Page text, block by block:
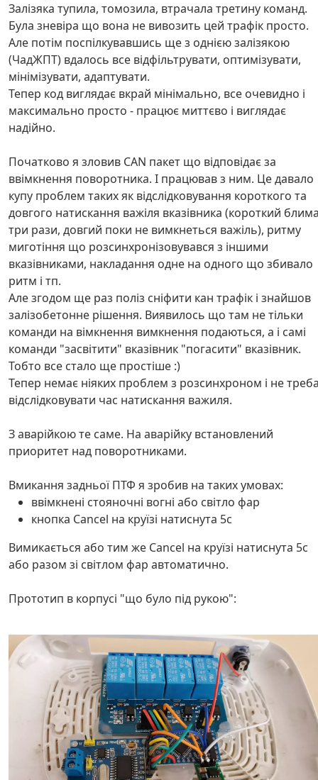
Залізяка тупила, томозила, втрачала третину команд.
Була зневіра що вона не вивозить цей трафік просто.
Але потім поспілкувавшись ще з однією залізякою
(ЧадЖПТ) вдалось все відфільтрувати, оптимізувати,
мінімізувати, адаптувати.
Тепер код виглядає вкрай мінімально, все очевидно і
максимально просто - працює миттєво і виглядає
надійно.
Початково я зловив CAN пакет що відповідає за
ввімкнення поворотника. І працював з ним. Це давало
купу проблем таких як відслідковування короткого та
довгого натискання важіля вказівника (короткий
три рази, довгий поки не вимкнеться важіль), ритму
миготіння що розсинхронізовувався з іншими
вказівниками, накладання одне на одного що збивало
ритм і тп.
Але згодом ще раз поліз сніфити кан трафік і знайшов
залізобетонне рішення. Виявилось що там не тільки
команди на вімкнення вимкнення подаються, а і самі
команди "засвітити" вказівник "погасити" вказівник.
Тобто все стало ще простіше :)
Тепер немає ніяких проблем з розсинхроном і не
відслідковувати час натискання важиля.
З аварійкою те саме. На аварійку встановлений
приоритет над поворотниками.
Вмикання задньої ПТФ я зробив на таких умовах:
ввімкнені стояночні вогні або світло фар
кнопка Cancel на круїзі натиснута 5с
Вимикається або тим же Cancel на круїзі натиснута 5с
або разом зі світлом фар автоматично.
Прототип в корпусі "що було під рукою":